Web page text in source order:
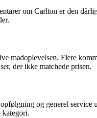
om Carlton er den
madoplevelsen. Flere
der ikke matchede prisen.
og generel
kategori.